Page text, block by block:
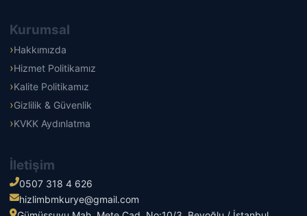
Kurumsal
Hakkımızda
Hizmet Politikamız
Kalite Politikamız
Gizlilik & Güvenlik
KVKK Aydınlatma
İletişim
0507 318 4 626
hizlimbmkurye@gmail.com